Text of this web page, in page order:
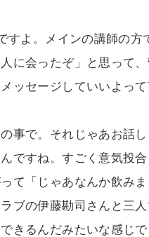
すよ。メインの講師の方
に会ったぞ」と思って
ッセージしていいよっ
事で。それじゃあお話
ですね。すごく意気投
て「じゃあなんか飲み
ブの伊藤勘司さんと三人
きるんだみたいな感じ